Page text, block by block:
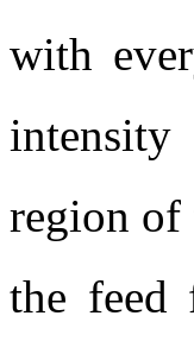
with
region of
the feed